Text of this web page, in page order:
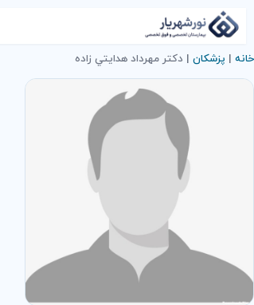
خانه | پزشکان | دكتر مهرداد هدايتي زاده